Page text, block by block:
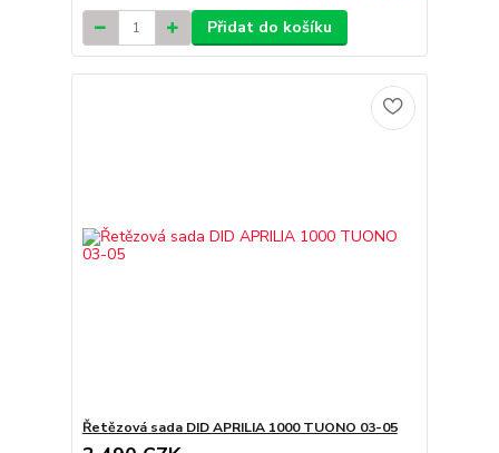
Přidat do košíku
Řetězová sada DID APRILIA 1000 TUONO 03-05